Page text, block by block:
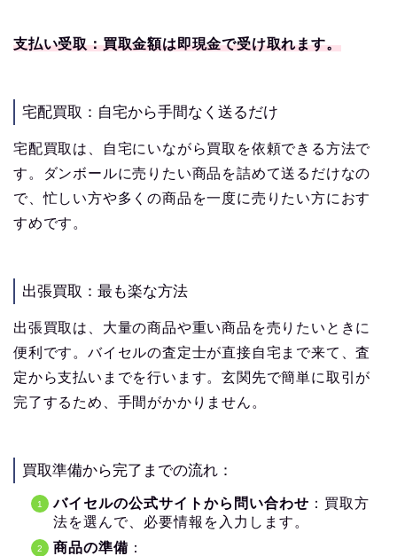
支払い受取：買取金額は即現金で受け取れます。
宅配買取：自宅から手間なく送るだけ
宅配買取は、自宅にいながら買取を依頼できる方法で
す。ダンボールに売りたい商品を詰めて送るだけなの
で、忙しい方や多くの商品を一度に売りたい方におす
すめです。
出張買取：最も楽な方法
出張買取は、大量の商品や重い商品を売りたいときに
便利です。バイセルの査定士が直接自宅まで来て、査
定から支払いまでを行います。玄関先で簡単に取引が
完了するため、手間がかかりません。
買取準備から完了までの流れ：
バイセルの公式サイトから問い合わせ ：買取方
法を選んで、必要情報を入力します。
商品の準備 ：